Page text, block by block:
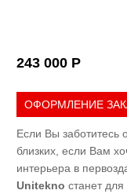
243 000 P
ОФОРМЛЕНИЕ
Если Вы заботитесь
близких, если Вам
интерьера в
Uniteknoстанет